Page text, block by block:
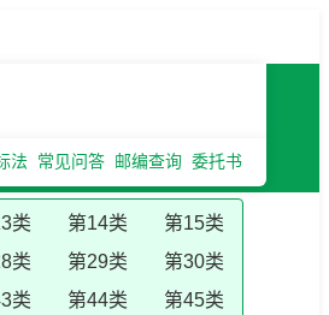
法 常见问答 邮编查询 委托书
类 第14类
第15类
类 第29类
第30类
类 第44类 第45类